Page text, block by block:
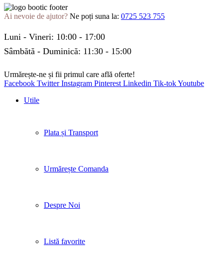
Ai nevoie de ajutor? Ne poți suna la: 0725 523 755
Luni - Vineri: 10:00 - 17:00
Sâmbătă - Duminică: 11:30 - 15:00
Urmărește-ne și fii primul care află oferte!
Facebook Twitter Instagram Pinterest Linkedin Tik-tokYoutube
Utile
Plata și Transport
Urmărește Comanda
Despre Noi
Listă favorite